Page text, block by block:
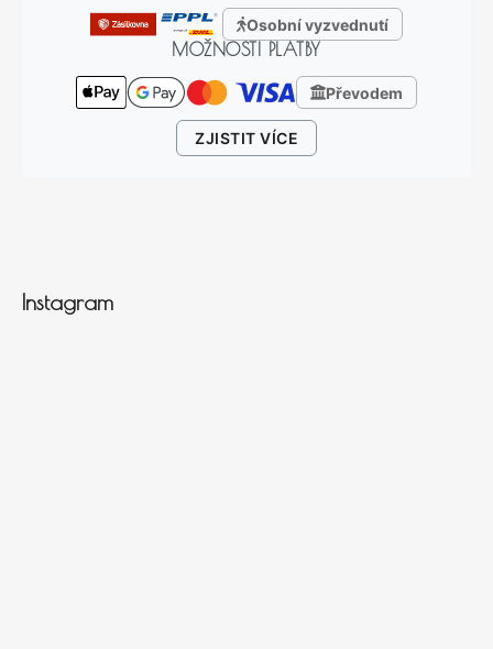
Osobní vyzvednutí
MOŽNOSTI PLATBY
Převodem
ZJISTIT VÍCE
Instagram